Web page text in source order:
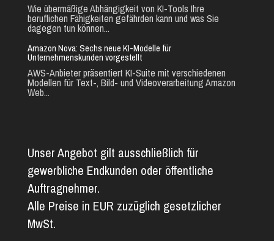
Wie übermäßige Abhängigkeit von KI-Tools Ihre
beruflichen Fähigkeiten gefährden kann und was Sie
dagegen tun können...
Amazon Nova: Sechs neue KI-Modelle für
Unternehmenskunden vorgestellt
AWS-Anbieter präsentiert KI-Suite mit verschiedenen
Modellen für Text-, Bild- und Videoverarbeitung Amazon
Web...
Unser Angebot gilt ausschließlich für
gewerbliche Endkunden oder öffentliche
Auftragnehmer.
Alle Preise in EUR zuzüglich gesetzlicher
MwSt.